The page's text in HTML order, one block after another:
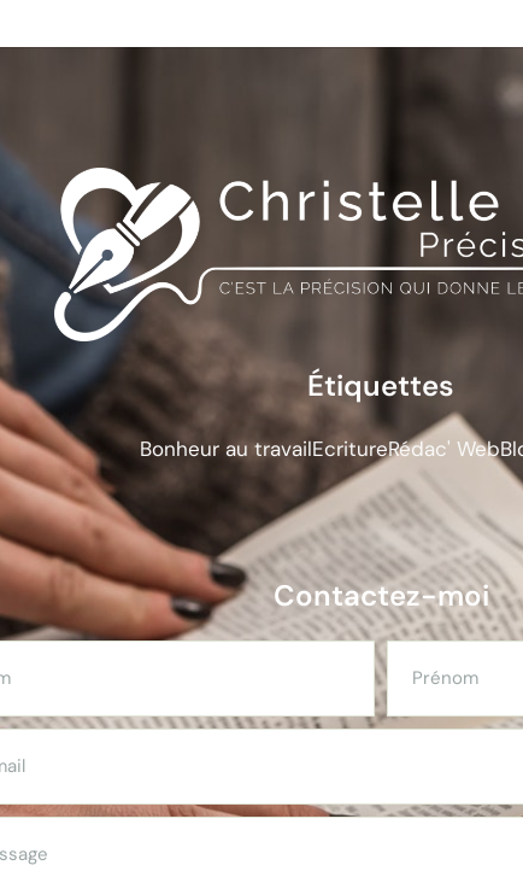
Étiquettes
Bonheur au travailEcritureRédac' Web
Contactez-moi